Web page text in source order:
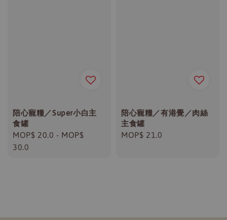
陪心寵糧／Super小白主
食罐
Regular
price
MOP$ 20.0 - MOP$
30.0
陪心寵糧／有港覺／肉絲
主食罐
Regular
MOP$ 21.0